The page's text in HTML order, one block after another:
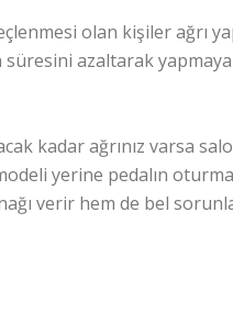
olan kişiler ağrı
azaltarak
kadar ağrınız varsa
yerine pedalın
verir hem de bel